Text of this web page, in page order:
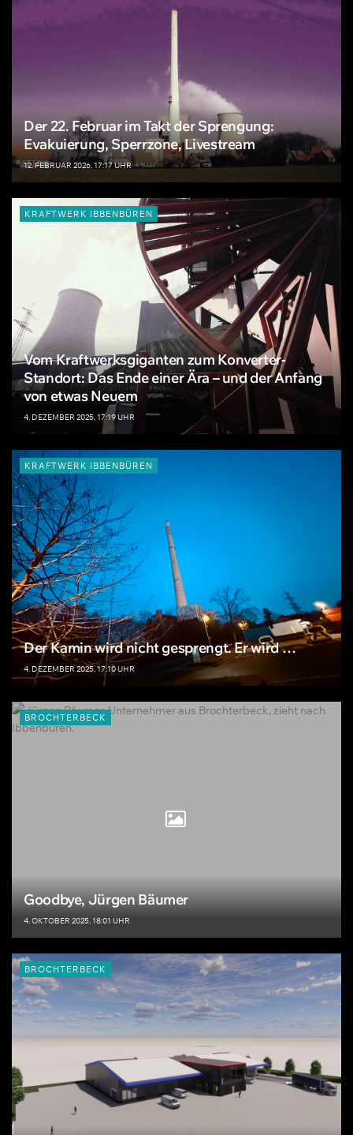
Der 22. Februar im Takt der Sprengung:
Evakuierung, Sperrzone, Livestream
12. FEBRUAR 2026, 17:17 UHR
KRAFTWERK IBBENBÜREN
Vom Kraftwerksgiganten zum Konverter-
Standort: Das Ende einer Ära – und der Anfang
von etwas Neuem
4. DEZEMBER 2025, 17:19 UHR
KRAFTWERK IBBENBÜREN
Der Kamin wird nicht gesprengt. Er wird …
4. DEZEMBER 2025, 17:10 UHR
BROCHTERBECK
Goodbye, Jürgen Bäumer
4. OKTOBER 2025, 18:01 UHR
BROCHTERBECK